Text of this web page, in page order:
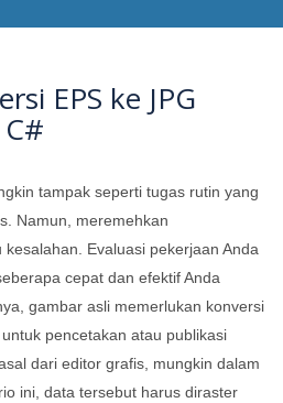
EPS ke JPG
tampak seperti tugas rutin yang
Namun, meremehkan
Evaluasi pekerjaan Anda
cepat dan efektif Anda
gambar asli memerlukan konversi
pencetakan atau publikasi
dari editor grafis, mungkin dalam
ini, data tersebut harus diraster